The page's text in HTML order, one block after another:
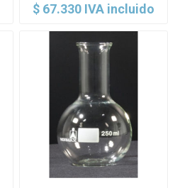
$ 67.330 IVA incluido